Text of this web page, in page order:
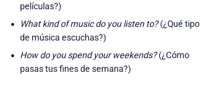
películas?)
What kind of music do you listen to?(¿Qué tipo
de música escuchas?)
How do you spend your weekends?(¿Cómo
pasas tus fines de semana?)